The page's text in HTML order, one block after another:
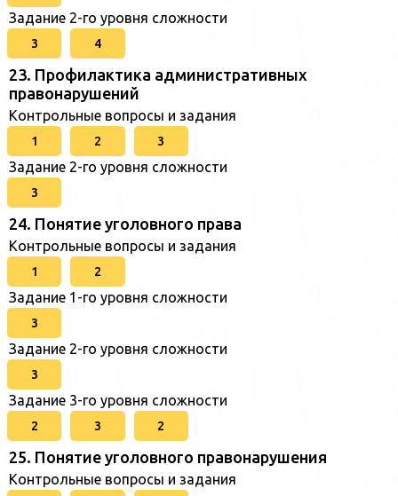
Задание 2-го уровня сложности
3 4
23. Профилактика административных
правонарушений
Контрольные вопросы и задания
1 2 3
Задание 2-го уровня сложности
3
24. Понятие уголовного права
Контрольные вопросы и задания
1 2
Задание 1-го уровня сложности
3
Задание 2-го уровня сложности
3
Задание 3-го уровня сложности
2 3 2
25. Понятие уголовного правонарушения
Контрольные вопросы и задания